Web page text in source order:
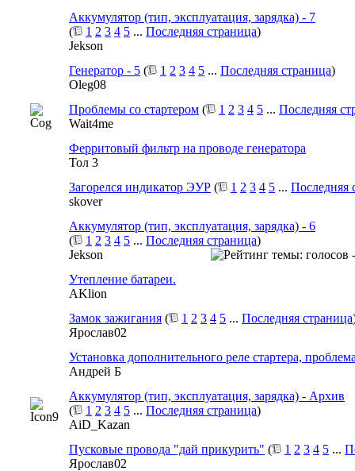
Аккумулятор (тип, эксплуатация, зарядка) - 7
(
1 2 3 4 5 ... Последняя страница)
Jekson
Генератор - 5 ( 1 2 3 4 5 ... Последняя страница)
Oleg08
Проблемы со стартером ( 1 2 3 4 5 ... Последняя
Wait4me
Ферритовый фильтр на проводе генератора
Тол 3
Загорелся индикатор ЭУР ( 1 2 3 4 5 ... Последняя
skover
Аккумулятор (тип, эксплуатация, зарядка) - 6
(
1 2 3 4 5 ... Последняя страница)
Jekson
Утепление батареи.
AKlion
Замок зажигания ( 1 2 3 4 5 ... Последняя страница
Ярослав02
Установка дополнительного реле стартера,
Андрей Б
Аккумулятор (тип, эксплуатация, зарядка) - Архив
(
1 2 3 4 5 ... Последняя страница)
AiD_Kazan
Пусковые провода "дай прикурить" ( 1 2 3 4 5 ...
Ярослав02